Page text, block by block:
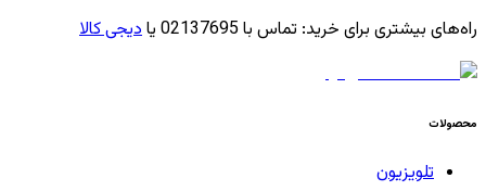
راه‌های بیشتری برای خرید: تماس با 02137695 یا دیجی کالا
محصولات
تلویزیون